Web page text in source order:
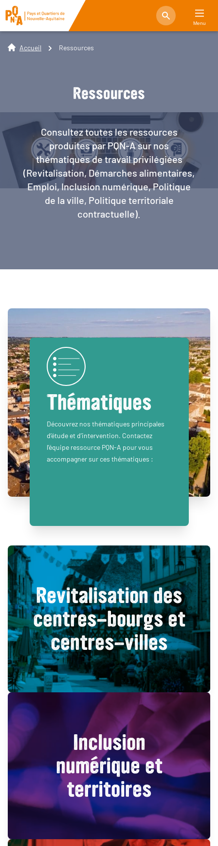
Menu
Accueil Ressources
Ressources
Consultez toutes les ressources
produites par PQN-A sur nos
thématiques de travail privilégiées
(Revitalisation, Démarches alimentaires,
Emploi, Inclusion numérique, Politique
de la ville, Politique territoriale
contractuelle).
Thématiques
Découvrez nos thématiques principales
d’étude et d’intervention. Contactez
l’équipe ressource PQN-A pour vous
accompagner sur ces thématiques :
Revitalisation des
centres-bourgs et
centres-villes
Inclusion
numérique et
territoires